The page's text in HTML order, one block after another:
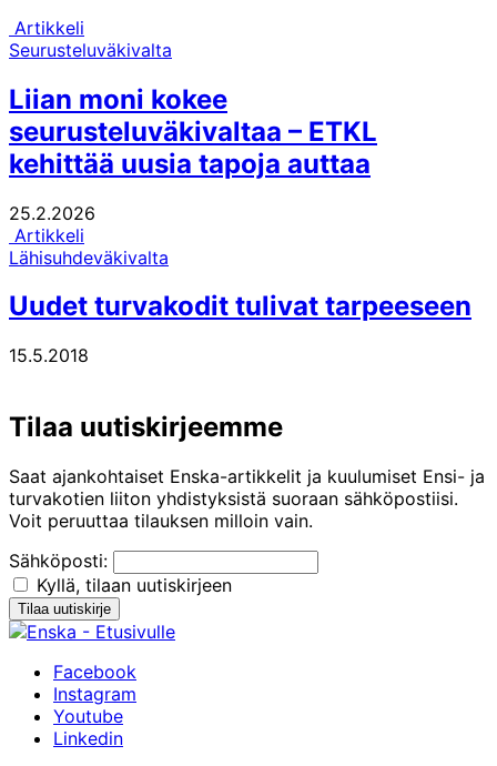
Artikkeli
Seurusteluväkivalta
Liian moni kokee
seurusteluväkivaltaa – ETKL
kehittää uusia tapoja auttaa
25.2.2026
Artikkeli
Lähisuhdeväkivalta
Uudet turvakodit tulivat tarpeeseen
15.5.2018
Tilaa uutiskirjeemme
Saat ajankohtaiset Enska-artikkelit ja kuulumiset Ensi- ja
turvakotien liiton yhdistyksistä suoraan sähköpostiisi.
Voit peruuttaa tilauksen milloin vain.
Sähköposti:
Kyllä, tilaan uutiskirjeen
Facebook
Instagram
Youtube
Linkedin